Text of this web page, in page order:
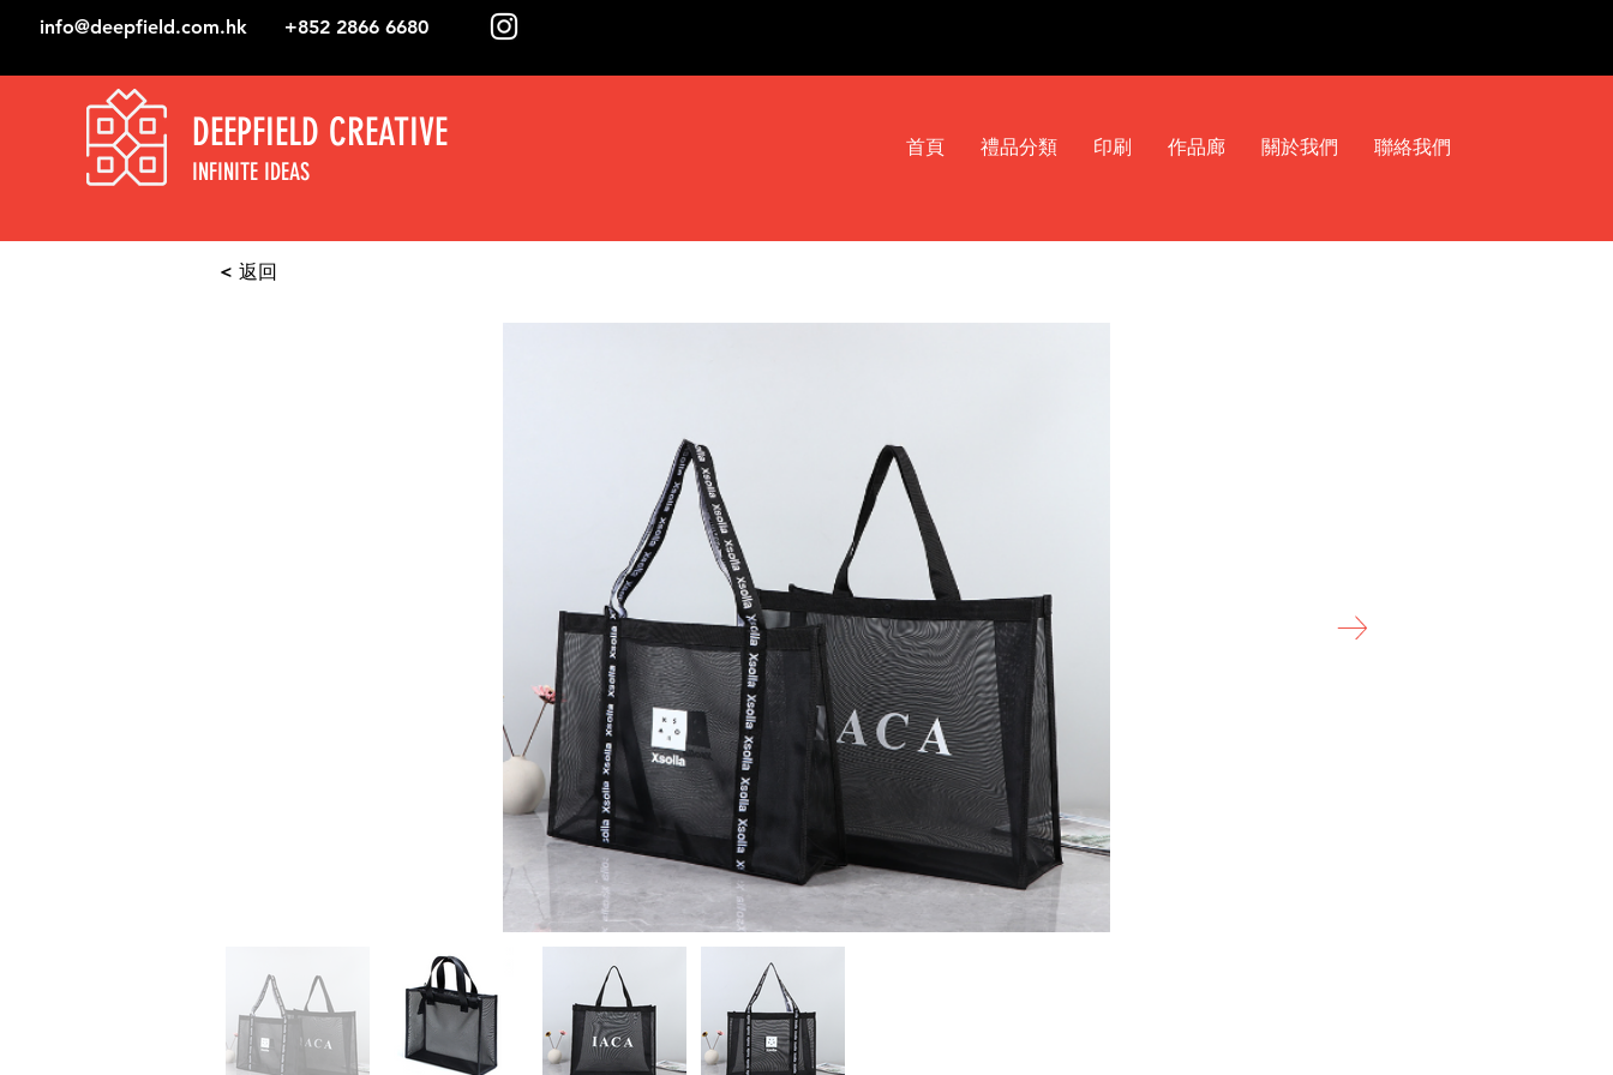
info@deepfield.com.hk +852 2866 6680
DEEPFIELD CREATIVE
INFINITE IDEAS
首頁 禮品分類 印刷 作品廊 關於我們 聯絡我們
< 返回